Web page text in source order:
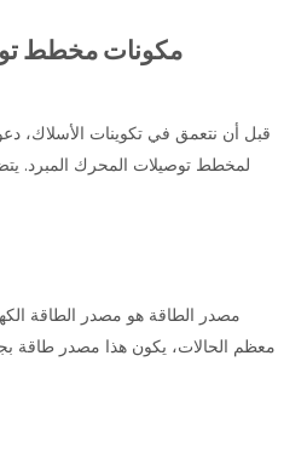
مكونات مخطط
قبل أن نتعمق في تكوينات الأسلاك،
لمخطط توصيلات المحرك المبرد.
مصدر الطاقة هو مصدر الطاقة